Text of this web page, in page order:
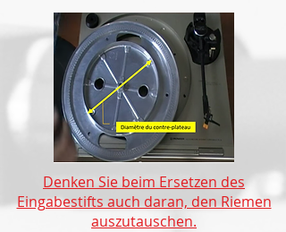
Denken Sie beim Ersetzen des
Eingabestifts auch daran, den Riemen
auszutauschen.